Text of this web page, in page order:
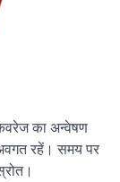
का अन्वेषण
रहें। समय पर